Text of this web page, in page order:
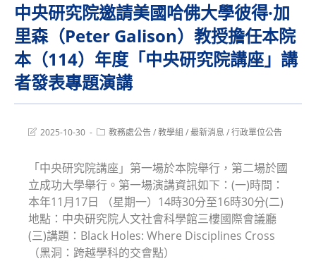
中央研究院邀請美國哈佛大學彼得·加
里森（Peter Galison）教授擔任本院
本（114）年度「中央研究院講座」講
者發表專題演講
Post2025-10-30
Post教務處公告/教學組 /最新消息 /行政單位公告
「中央研究院講座」第一場於本院舉行，第二場於國
立成功大學舉行。第一場演講資訊如下：(一)時間：
本年11月17日 （星期一）14時30分至16時30分(二)
地點：中央研究院人文社會科學館三樓國際會議廳
(三)講題：Black Holes: Where Disciplines Cross
（黑洞：跨越學科的交會點）